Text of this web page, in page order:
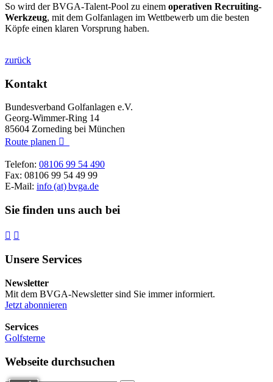
So wird der BVGA-Talent-Pool zu einem operativen Recruiting-
Werkzeug, mit dem Golfanlagen im Wettbewerb um die besten
Köpfe einen klaren Vorsprung haben.
zurück
Kontakt
Bundesverband Golfanlagen e.V.
Georg-Wimmer-Ring 14
85604 Zorneding bei München
Route planen 
Telefon: 08106 99 54 490
Fax: 08106 99 54 49 99
E-Mail: info (at) bvga.de
Sie finden uns auch bei
 
Unsere Services
Newsletter
Mit dem BVGA-Newsletter sind Sie immer informiert.
Jetzt abonnieren
Services
Golfsterne
Webseite durchsuchen